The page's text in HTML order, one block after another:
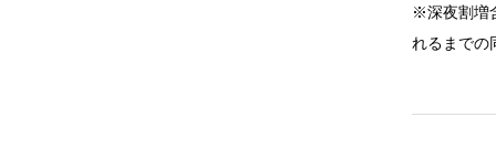
※深夜割増
れるまで